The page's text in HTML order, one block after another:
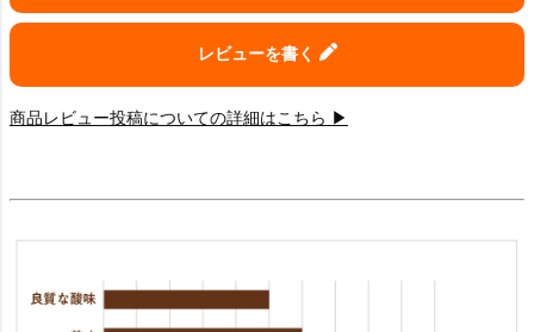
レビューを書く
商品レビュー投稿についての詳細はこちら ▶